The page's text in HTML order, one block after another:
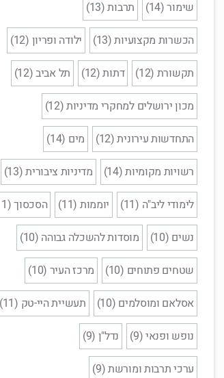
שימור (14)
תרבות (13)
הכשרות מקצועיות (13)
ילודה ופריון (12)
תקשורת (12)
דתות (12)
תל אביב (12)
מכון ירושלים למחקרי מדיניות (12)
התחדשות עירונית (12)
מים (14)
רשויות מקומיות (14)
מדיניות ציבורית (13)
לימודי ליב"ה (11)
יוממות (11)
הסכסוך (11)
נשים (10)
מוסדות להשכלה גבוהה (10)
שטחים פתוחים (10)
מרכז העיר (10)
אסלאם ומוסלמים (10)
תעשיית היי-טק (11)
נופש ופנאי (9)
נדל"ן (9)
ערכי תרבות ומורשת (9)